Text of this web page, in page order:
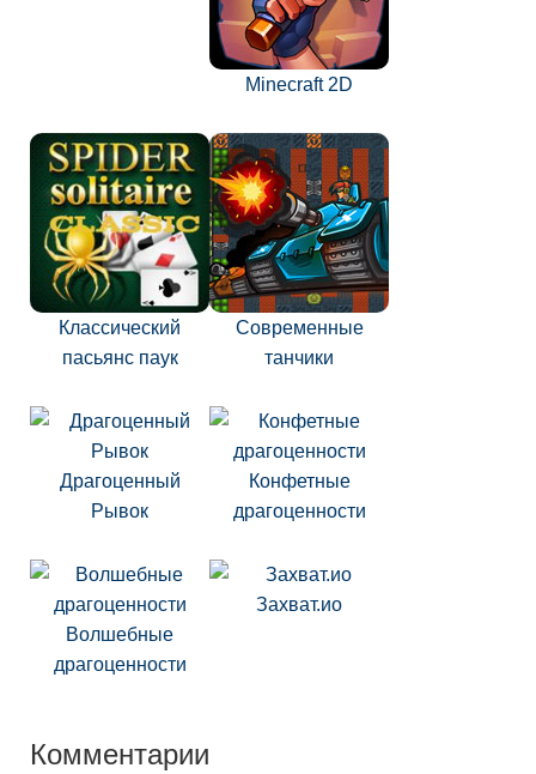
Minecraft 2D
Классический
пасьянс паук
Современные
танчики
Драгоценный
Рывок
Конфетные
драгоценности
Волшебные
драгоценности
Захват.ио
Комментарии